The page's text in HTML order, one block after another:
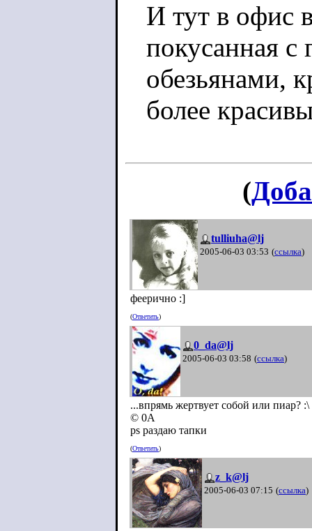
И тут в офис
покусанная
обезьянами,
более
(
tulliuha@lj
2005-06-03 03:53 (ссылка)
феерично :]
(Ответить)
0_da@lj
2005-06-03 03:58 (ссылка)
...впрямь жертвует собой или пиар? :\
© 0А
ps раздаю тапки
(Ответить)
z_k@lj
2005-06-03 07:15 (ссылка)